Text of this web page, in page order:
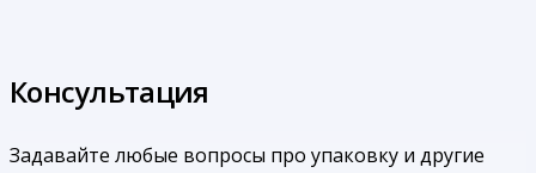
Консультация
Задавайте любые вопросы про упаковку и другие